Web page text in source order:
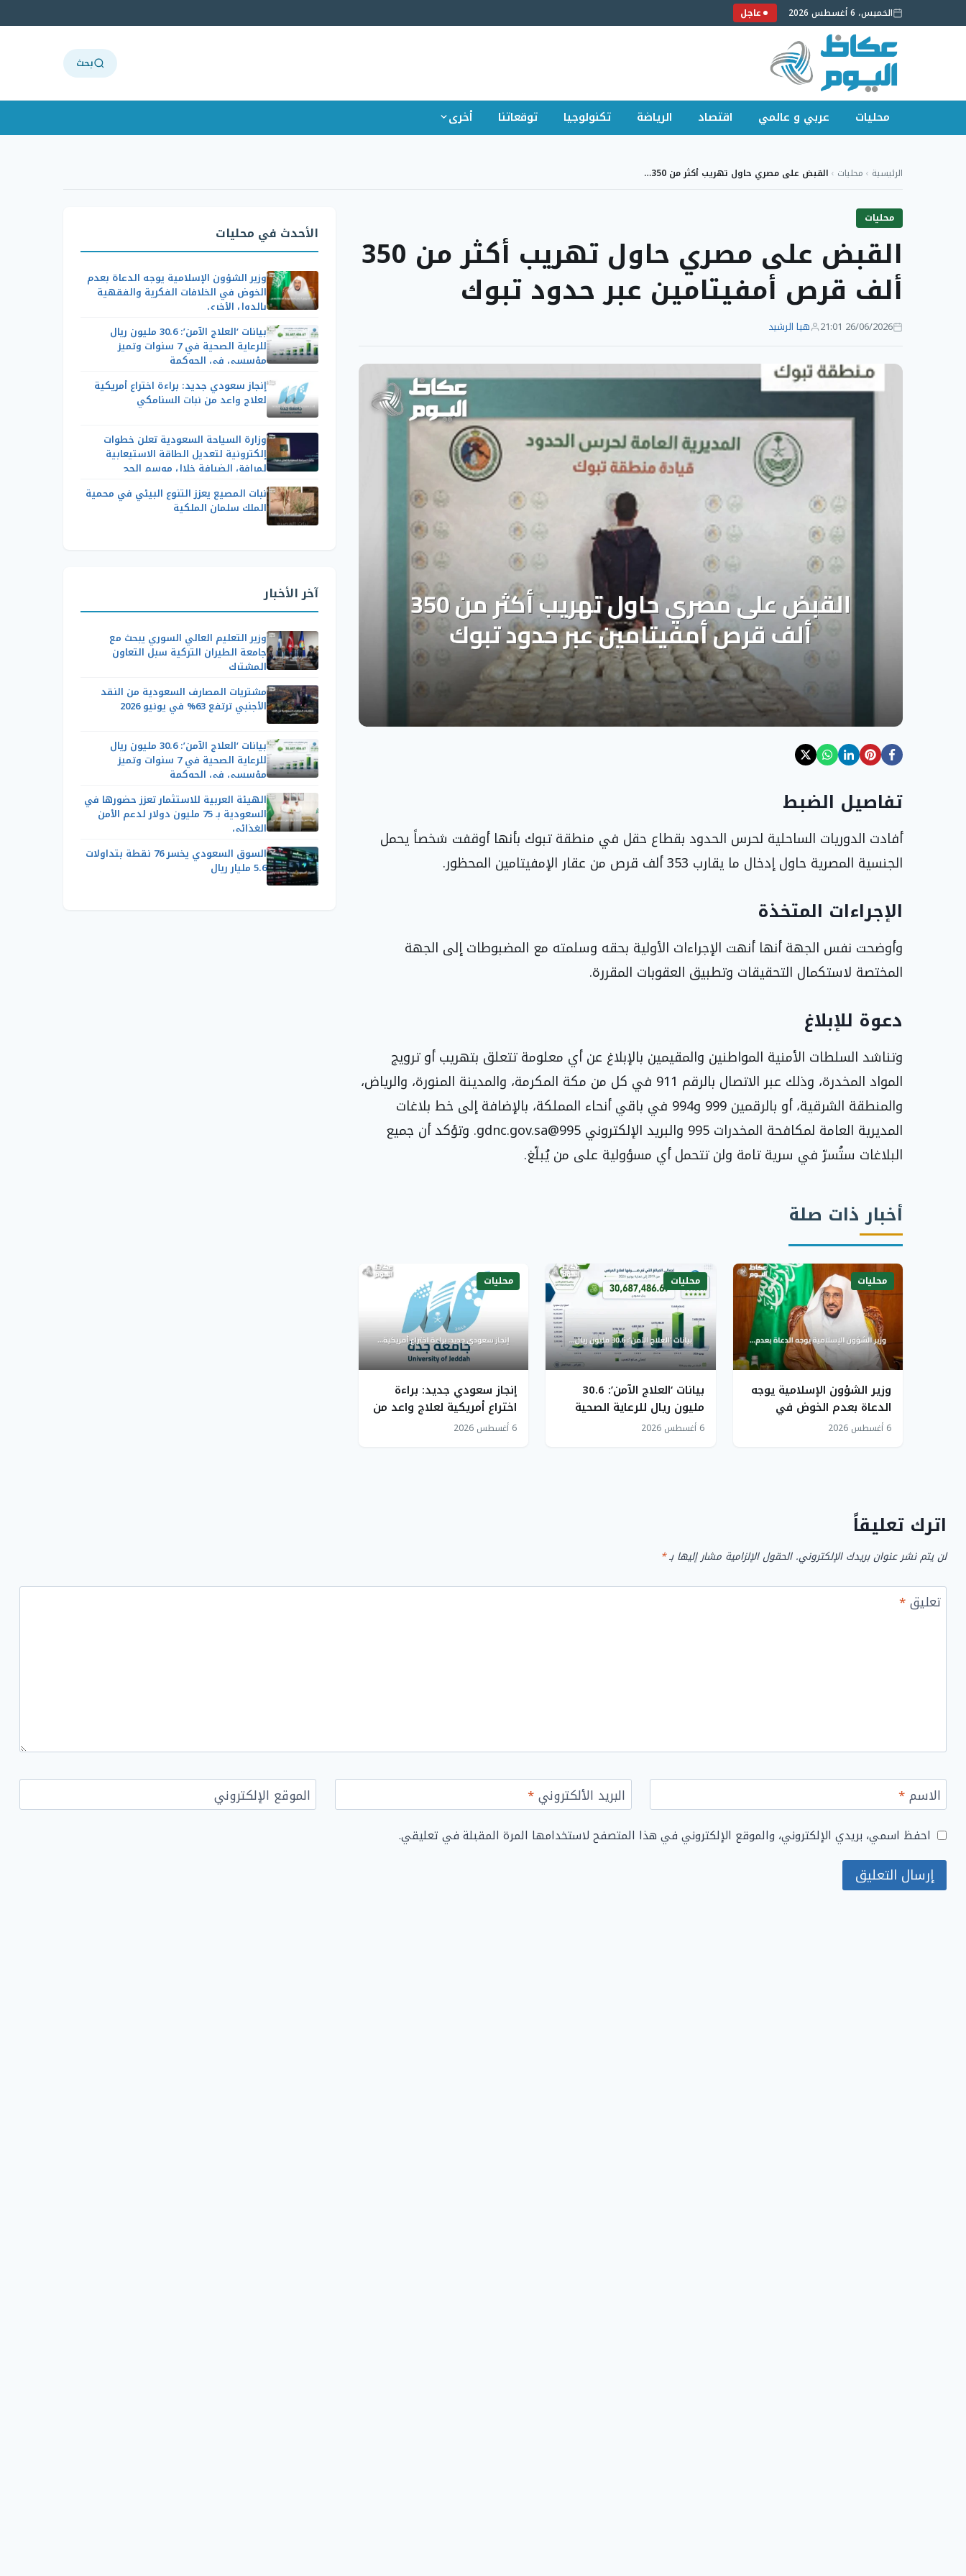
الخميس، 6 أغسطس 2026 عاجل
بحث
محليات عربي و عالمي اقتصاد الرياضة تكنولوجيا توقعاتنا أخرى
الرئيسية › محليات › القبض على مصري حاول تهريب أكثر من 350…
محليات
القبض على مصري حاول تهريب أكثر من 350
ألف قرص أمفيتامين عبر حدود تبوك
26/06/2026 21:01 هيا الرشيد
تفاصيل الضبط
أفادت الدوريات الساحلية لحرس الحدود بقطاع حقل في منطقة تبوك بأنها أوقفت شخصاً يحمل
الجنسية المصرية حاول إدخال ما يقارب 353 ألف قرص من عقار الإمفيتامين المحظور.
الإجراءات المتخذة
وأوضحت نفس الجهة أنها أنهت الإجراءات الأولية بحقه وسلمته مع المضبوطات إلى الجهة
المختصة لاستكمال التحقيقات وتطبيق العقوبات المقررة.
دعوة للإبلاغ
وتناشد السلطات الأمنية المواطنين والمقيمين بالإبلاغ عن أي معلومة تتعلق بتهريب أو ترويج
المواد المخدرة، وذلك عبر الاتصال بالرقم 911 في كل من مكة المكرمة، والمدينة المنورة، والرياض،
والمنطقة الشرقية، أو بالرقمين 999 و994 في باقي أنحاء المملكة، بالإضافة إلى خط بلاغات
المديرية العامة لمكافحة المخدرات 995 والبريد الإلكتروني
995@gdnc.gov.sa
. وتؤكد أن جميع
البلاغات ستُسرّ في سرية تامة ولن تتحمل أي مسؤولية على من يُبلّغ.
أخبار ذات صلة
محليات
وزير الشؤون الإسلامية يوجه
الدعاة بعدم الخوض في
الخلافات الفكرية والفقهية
6 أغسطس 2026
محليات
بيانات ‘العلاج الآمن’: 30.6
مليون ريال للرعاية الصحية
في 7 سنوات وتميز مؤسسي
6 أغسطس 2026
محليات
إنجاز سعودي جديد: براءة
اختراع أمريكية لعلاج واعد من
نبات السنامكي
6 أغسطس 2026
الأحدث في محليات
وزير الشؤون الإسلامية يوجه الدعاة بعدم
الخوض في الخلافات الفكرية والفقهية
بالدول الأخرى
بيانات ‘العلاج الآمن’: 30.6 مليون ريال
للرعاية الصحية في 7 سنوات وتميز
مؤسسي في الحوكمة
إنجاز سعودي جديد: براءة اختراع أمريكية
لعلاج واعد من نبات السنامكي
وزارة السياحة السعودية تعلن خطوات
إلكترونية لتعديل الطاقة الاستيعابية
لمرافق الضيافة خلال موسم الحج
نبات المصيع يعزز التنوع البيئي في محمية
الملك سلمان الملكية
آخر الأخبار
وزير التعليم العالي السوري يبحث مع
جامعة الطيران التركية سبل التعاون
المشترك
مشتريات المصارف السعودية من النقد
الأجنبي ترتفع 63% في يونيو 2026
بيانات ‘العلاج الآمن’: 30.6 مليون ريال
للرعاية الصحية في 7 سنوات وتميز
مؤسسي في الحوكمة
الهيئة العربية للاستثمار تعزز حضورها في
السعودية بـ 75 مليون دولار لدعم الأمن
الغذائي
السوق السعودي يخسر 76 نقطة بتداولات
5.6 مليار ريال
اترك تعليقاً
لن يتم نشر عنوان بريدك الإلكتروني. الحقول الإلزامية مشار إليها بـ*
تعليق*
الاسم* البريد الألكتروني* الموقع الإلكتروني
احفظ اسمي، بريدي الإلكتروني، والموقع الإلكتروني في هذا المتصفح لاستخدامها المرة المقبلة في تعليقي.